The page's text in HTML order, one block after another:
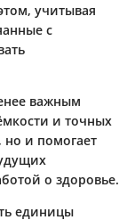
учитывая
с
важным
и точных
но и помогает
о здоровье.
единицы